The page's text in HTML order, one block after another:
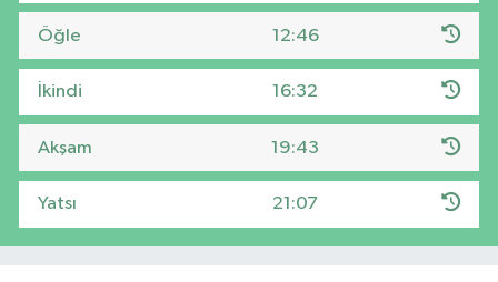
Öğle 12:46
İkindi 16:32
Akşam 19:43
Yatsı 21:07